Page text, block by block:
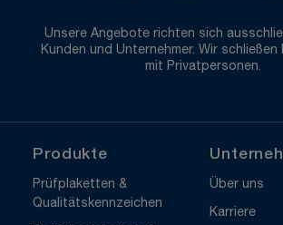
Unsere Angebote richten sich
Kunden und Unternehmer. Wir schließen
mit Privatpersonen.
Produkte
Prüfplaketten &
Qualitätskennzeichen
Über uns
Karriere